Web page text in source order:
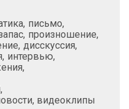
письмо
произношение
дисскуссия
интервью
видеоклипы